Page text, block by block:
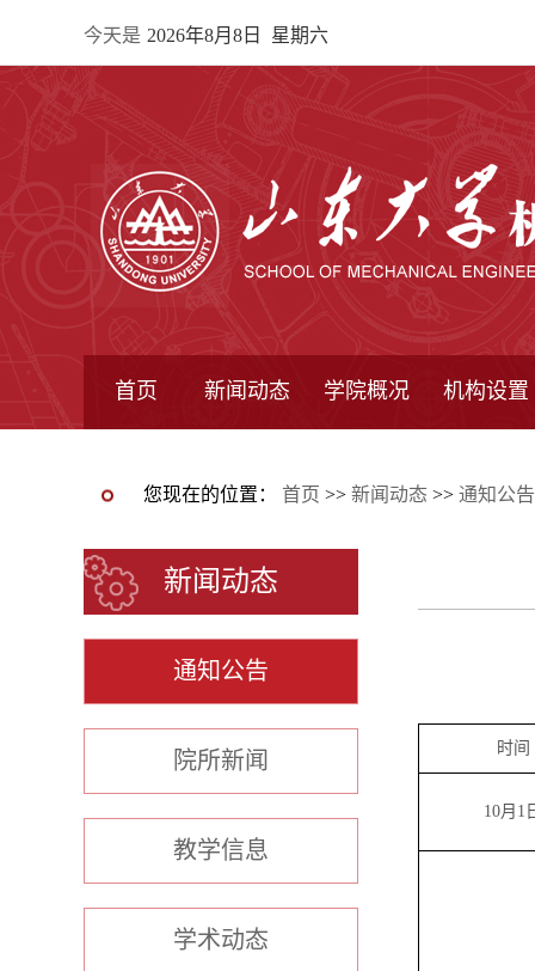
今天是 2026年8月8日 星期六
首页 新闻动态 学院概况 机构设置
您现在的位置： 首页 >> 新闻动态 >> 通知公告
新闻动态
通知公告
院所新闻
教学信息
学术动态
时间
10月 1